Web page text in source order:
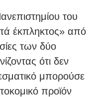
του
έκπληκτος» από
των δύο
ότι δεν
μπορούσε
προϊόν